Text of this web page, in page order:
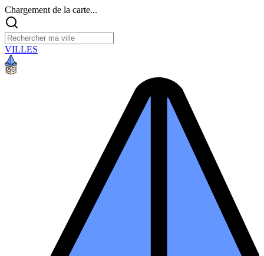
Chargement de la carte...
VILLES